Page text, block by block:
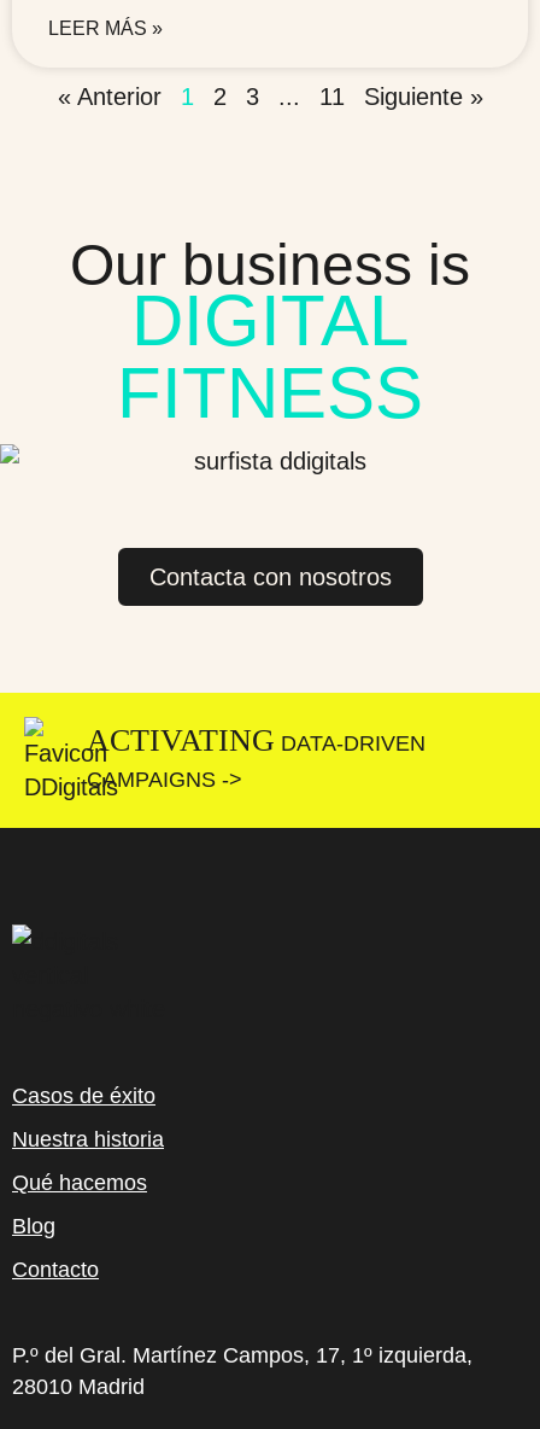
LEER MÁS »
« Anterior 1 2 3 ... 11 Siguiente »
Our business is
DIGITAL
FITNESS
Contacta con nosotros
ACTIVATING DATA-DRIVEN
CAMPAIGNS ->
Casos de éxito
Nuestra historia
Qué hacemos
Blog
Contacto
P.º del Gral. Martínez Campos, 17, 1º izquierda,
28010 Madrid